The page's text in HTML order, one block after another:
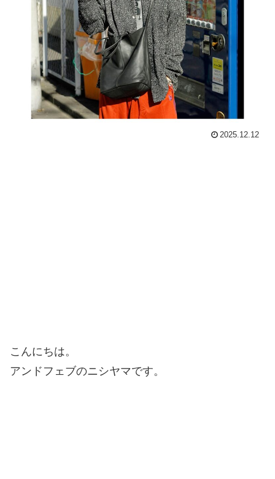
2025.12.12
こんにちは。
アンドフェブのニシヤマです。